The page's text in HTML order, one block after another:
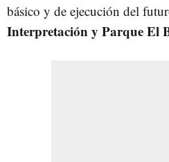
básico y de ejecución del
Interpretación y Parque El